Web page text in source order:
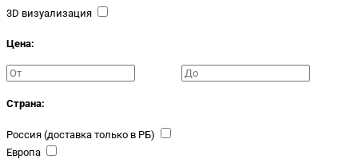
3D визуализация
Цена:
Страна:
Россия (доставка только в РБ)
Европа